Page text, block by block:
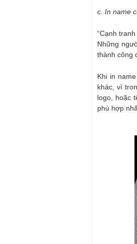
c. In name
“Cạnh
Những
thành công
Khi in
khác, vì
logo, hoặc
phù hợp